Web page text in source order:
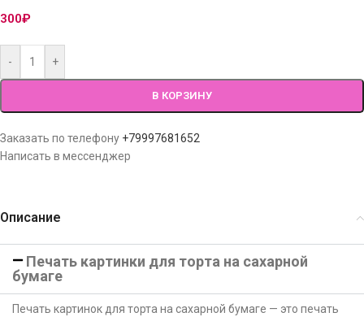
300₽
- +
В КОРЗИНУ
Заказать по телефону +79997681652
Написать в мессенджер
Описание
Печать картинки для торта на сахарной
бумаге
Печать картинок для торта на сахарной бумаге — это печать